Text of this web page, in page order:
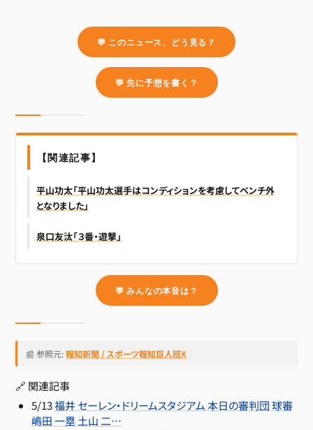
💬 このニュース、どう見る？
💬 先に予想を書く？
【関連記事】
平山功太「平山功太選手はコンディションを考慮してベンチ外
となりました」
泉口友汰「３番・遊撃」
💬 みんなの本音は？
📰 参照元:報知新聞 / スポーツ報知巨人班X
🔗 関連記事
5/13福井 セーレン・ドリームスタジアム 本日の審判団 球審
嶋田 一塁 土山 二…